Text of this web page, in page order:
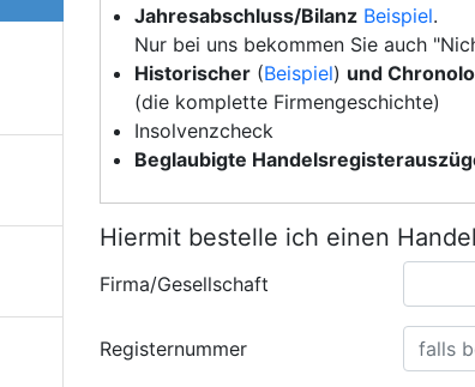
Jahresabschluss/Bilanz Beispiel.
Nur bei uns bekommen Sie auch
Historischer (Beispiel) und
(die komplette Firmengeschichte)
Insolvenzcheck
Beglaubigte
Hiermit bestelle ich einen
Firma/Gesellschaft
Registernummer